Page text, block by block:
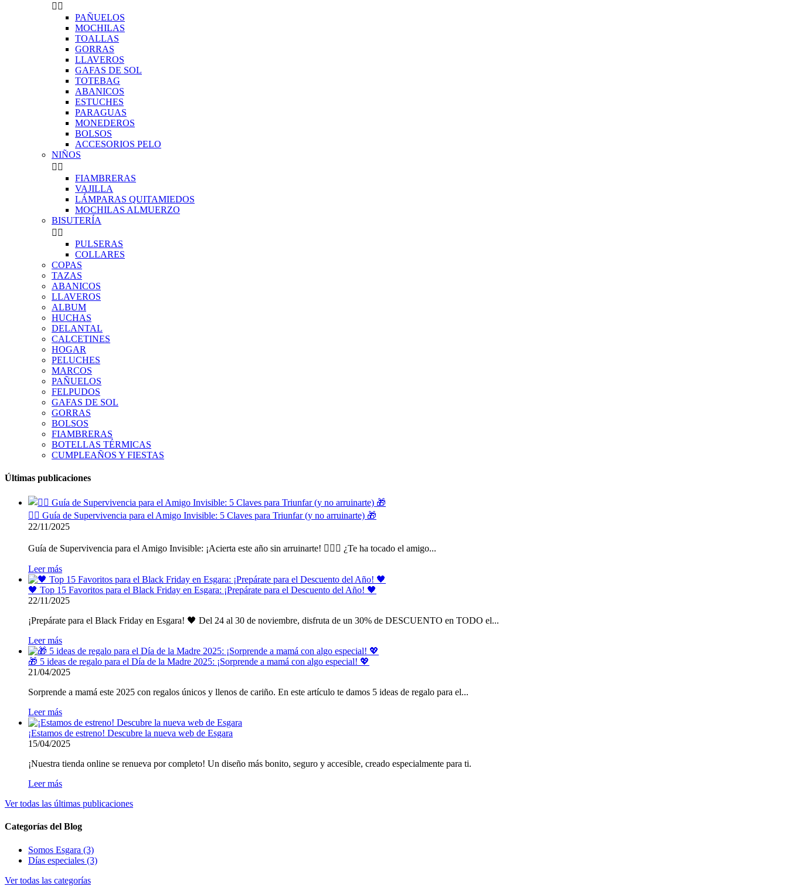
 
PAÑUELOS
MOCHILAS
TOALLAS
GORRAS
LLAVEROS
GAFAS DE SOL
TOTEBAG
ABANICOS
ESTUCHES
PARAGUAS
MONEDEROS
BOLSOS
ACCESORIOS PELO
NIÑOS
 
FIAMBRERAS
VAJILLA
LÁMPARAS QUITAMIEDOS
MOCHILAS ALMUERZO
BISUTERÍA
 
PULSERAS
COLLARES
COPAS
TAZAS
ABANICOS
LLAVEROS
ALBUM
HUCHAS
DELANTAL
CALCETINES
HOGAR
PELUCHES
MARCOS
PAÑUELOS
FELPUDOS
GAFAS DE SOL
GORRAS
BOLSOS
FIAMBRERAS
BOTELLAS TÉRMICAS
CUMPLEAÑOS Y FIESTAS
Últimas publicaciones
🕵️‍♂️ Guía de Supervivencia para el Amigo Invisible: 5 Claves para Triunfar (y no arruinarte) 🎁
22/11/2025
Guía de Supervivencia para el Amigo Invisible: ¡Acierta este año sin arruinarte! 🕵️‍♂️🎁 ¿Te ha tocado el amigo...
Leer más
🖤 Top 15 Favoritos para el Black Friday en Esgara: ¡Prepárate para el Descuento del Año! 🖤
22/11/2025
¡Prepárate para el Black Friday en Esgara! 🖤 Del 24 al 30 de noviembre, disfruta de un 30% de DESCUENTO en TODO el...
Leer más
🎁 5 ideas de regalo para el Día de la Madre 2025: ¡Sorprende a mamá con algo especial! 💖
21/04/2025
Sorprende a mamá este 2025 con regalos únicos y llenos de cariño. En este artículo te damos 5 ideas de regalo para el...
Leer más
¡Estamos de estreno! Descubre la nueva web de Esgara
15/04/2025
¡Nuestra tienda online se renueva por completo! Un diseño más bonito, seguro y accesible, creado especialmente para ti.
Leer más
Ver todas las últimas publicaciones
Categorías del Blog
Somos Esgara (3)
Días especiales (3)
Ver todas las categorías